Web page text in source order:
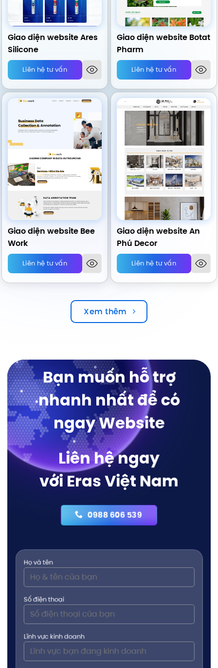
Giao diện website Ares
Silicone
Liên hệ tư vấn
Giao diện website Botat
Pharm
Liên hệ tư vấn
Giao diện website Bee
Work
Liên hệ tư vấn
Giao diện website An
Phú Decor
Liên hệ tư vấn
Xem thêm
Bạn muốn hỗ trợ
nhanh nhất để có
ngay Website
Liên hệ ngay
với Eras Việt Nam
0988 606 539
Họ và tên
Số điện thoại
Lĩnh vực kinh doanh